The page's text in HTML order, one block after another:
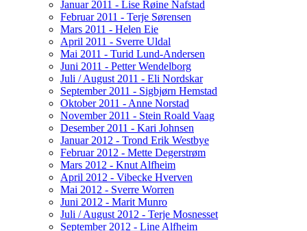
Januar 2011 - Lise Røine Nafstad
Februar 2011 - Terje Sørensen
Mars 2011 - Helen Eie
April 2011 - Sverre Uldal
Mai 2011 - Turid Lund-Andersen
Juni 2011 - Petter Wendelborg
Juli / August 2011 - Eli Nordskar
September 2011 - Sigbjørn Hemstad
Oktober 2011 - Anne Norstad
November 2011 - Stein Roald Vaag
Desember 2011 - Kari Johnsen
Januar 2012 - Trond Erik Westbye
Februar 2012 - Mette Degerstrøm
Mars 2012 - Knut Alfheim
April 2012 - Vibecke Hverven
Mai 2012 - Sverre Worren
Juni 2012 - Marit Munro
Juli / August 2012 - Terje Mosnesset
September 2012 - Line Alfheim